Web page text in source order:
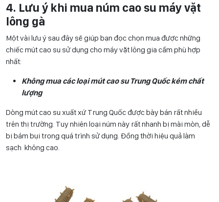
4. Lưu ý khi mua núm cao su máy vặt
lông gà
Một vài lưu ý sau đây sẽ giúp bạn đọc chọn mua được những
chiếc mút cao su sử dụng cho máy vặt lông gia cầm phù hợp
nhất:
Không mua các loại mút cao su Trung Quốc kém chất
lượng
Dòng mút cao su xuất xứ Trung Quốc được bày bán rất nhiều
trên thị trường. Tuy nhiên loại núm này rất nhanh bị mài mòn, dễ
bị bám bụi trong quá trình sử dụng. Đồng thời hiệu quả làm
sạch không cao.